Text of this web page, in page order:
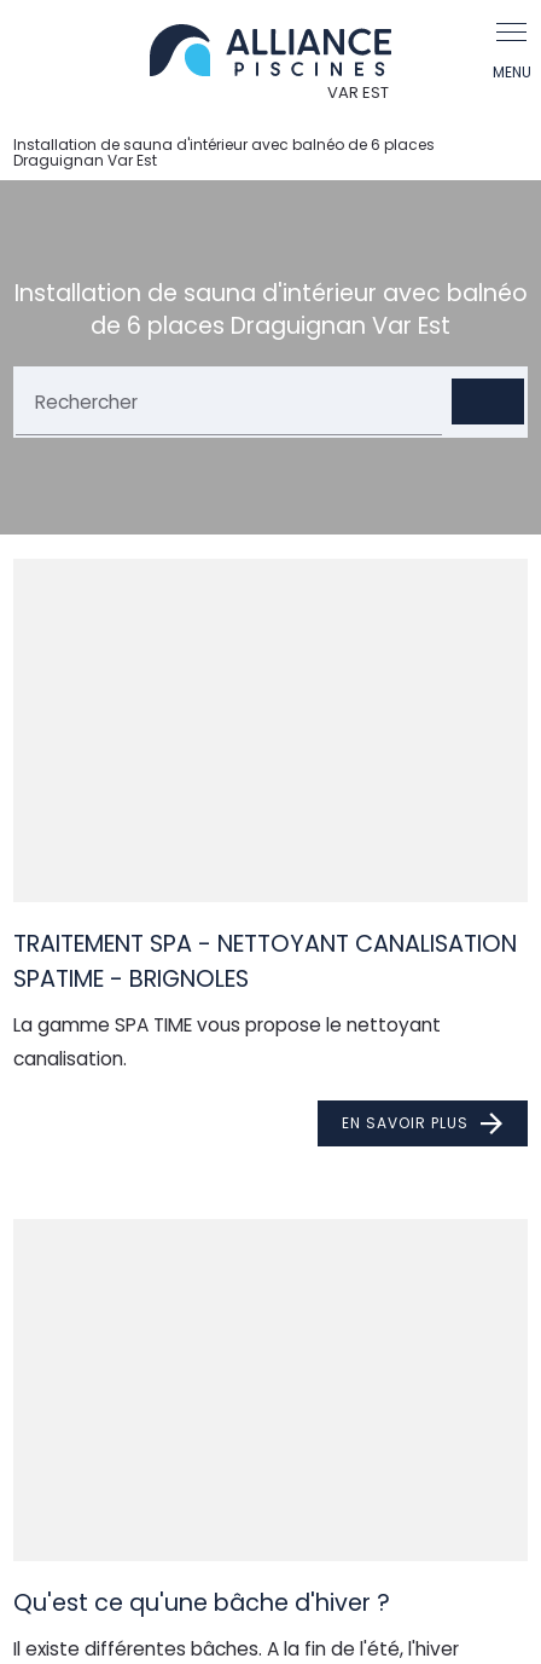
Installation de sauna d'intérieur avec balnéo de 6 places
Draguignan Var Est
Installation de sauna d'intérieur avec balnéo
de 6 places Draguignan Var Est
Rechercher
TRAITEMENT SPA - NETTOYANT CANALISATION
SPATIME - BRIGNOLES
La gamme SPA TIME vous propose le nettoyant
canalisation.
EN SAVOIR PLUS
Qu'est ce qu'une bâche d'hiver ?
Il existe différentes bâches. A la fin de l'été, l'hiver